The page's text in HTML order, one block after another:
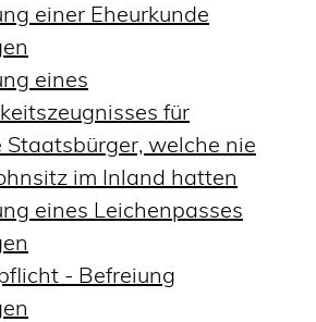
einer Eheurkunde
eines
für
Staatsbürger, welche nie
im Inland hatten
eines Leichenpasses
- Befreiung